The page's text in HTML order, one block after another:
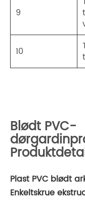
9
10
Blødt PVC-
Plast PVC blødt
Enkeltskrue